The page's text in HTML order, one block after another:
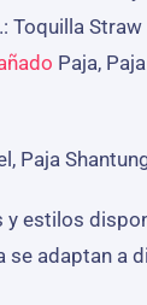
Toquilla Straw
Paja,
Paja
estilos
adaptan a